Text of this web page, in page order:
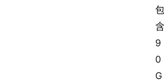
包
含
9
0
G